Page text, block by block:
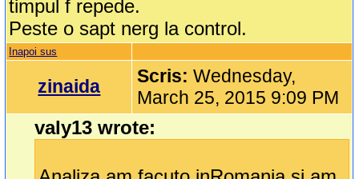
timpul f repede.
Peste o sapt nerg la control.
Inapoi sus
zinaida Scris:Wednesday,
March 25, 2015 9:09 PM
valy13 wrote: